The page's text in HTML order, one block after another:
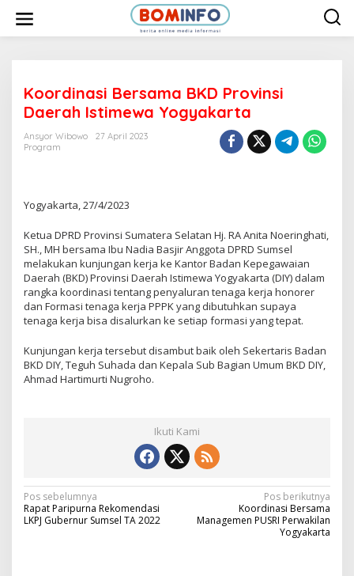
Koordinasi Bersama BKD Provinsi
Daerah Istimewa Yogyakarta
Ansyor Wibowo
27 April 2023
Program
Yogyakarta, 27/4/2023
Ketua DPRD Provinsi Sumatera Selatan Hj. RA Anita Noeringhati,
SH., MH bersama Ibu Nadia Basjir Anggota DPRD Sumsel
melakukan kunjungan kerja ke Kantor Badan Kepegawaian
Daerah (BKD) Provinsi Daerah Istimewa Yogyakarta (DIY) dalam
rangka koordinasi tentang penyaluran tenaga kerja honorer
dan Formasi tenaga kerja PPPK yang dibutuhkan supaya
tenaga kerja bisa disalurkan ke setiap formasi yang tepat.
Kunjungan kerja tersebut disambut baik oleh Sekertaris Badan
BKD DIY, Teguh Suhada dan Kepala Sub Bagian Umum BKD DIY,
Ahmad Hartimurti Nugroho.
Ikuti Kami
N
a
Pos sebelumnya
Rapat Paripurna Rekomendasi
LKPJ Gubernur Sumsel TA 2022
Pos berikutnya
Koordinasi Bersama
Managemen PUSRI Perwakilan
Yogyakarta